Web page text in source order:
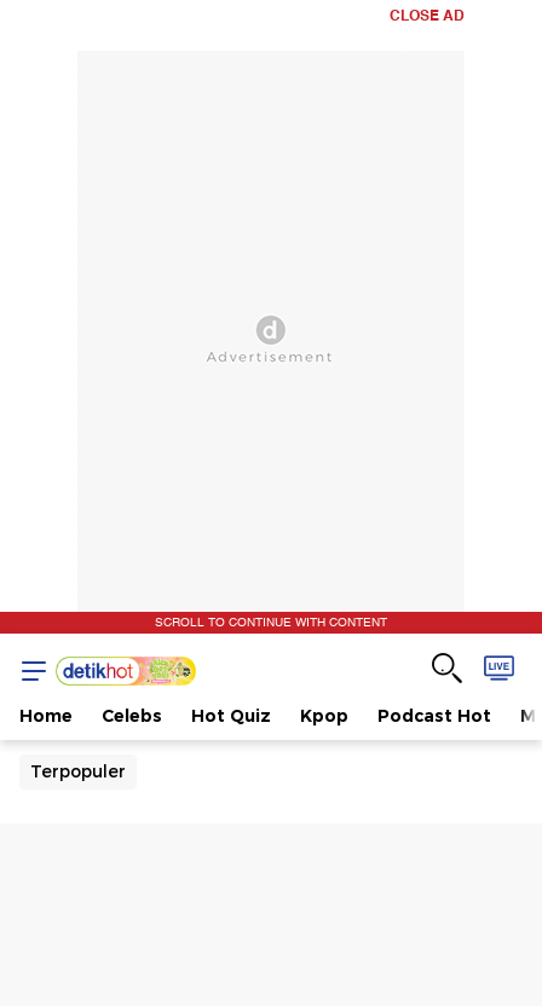
CLOSE AD
SCROLL TO CONTINUE WITH CONTENT
Home Celebs Hot Quiz Kpop Podcast Hot
Terpopuler